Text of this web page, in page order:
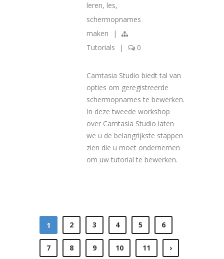
leren, les,
schermopnames
maken
|
Tutorials
| 0
Camtasia Studio biedt tal van
opties om geregistreerde
schermopnames te bewerken.
In deze tweede workshop
over Camtasia Studio laten
we u de belangrijkste stappen
zien die u moet ondernemen
om uw tutorial te bewerken.
1 2 3 4 5 6
7 8 9 10 11 ›